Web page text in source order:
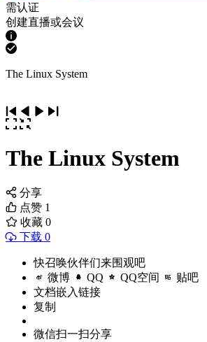
需认证
创建直播或会议
The Linux System
The Linux System
分享
点赞 1
收藏 0
下载 0
快召唤伙伴们来围观吧
微博 QQ QQ空间 贴吧
文档嵌入链接
复制
微信扫一扫分享